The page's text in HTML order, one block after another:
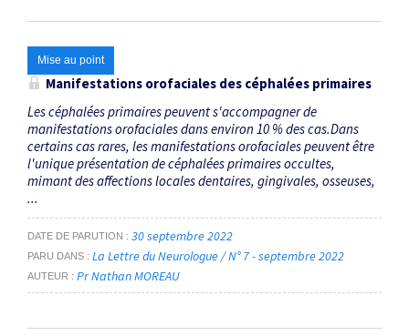
Mise au point
Manifestations orofaciales des céphalées primaires
Les céphalées primaires peuvent s'accompagner de
manifestations orofaciales dans environ 10 % des cas.Dans
certains cas rares, les manifestations orofaciales peuvent être
l'unique présentation de céphalées primaires occultes,
mimant des affections locales dentaires, gingivales, osseuses,
...
DATE DE PARUTION 30 septembre 2022
PARU DANS La Lettre du Neurologue / N° 7 - septembre 2022
AUTEUR Pr Nathan MOREAU